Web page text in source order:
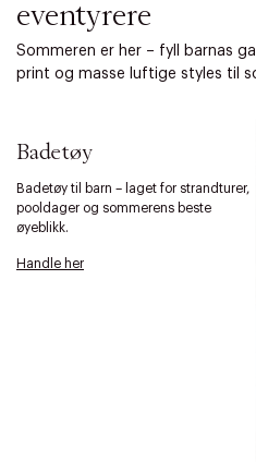
eventyrere
Sommeren er her – fyll barnas
print og masse luftige styles til
Badetøy
Badetøy til barn – laget for strandturer,
pooldager og sommerens beste
øyeblikk.
Handle her